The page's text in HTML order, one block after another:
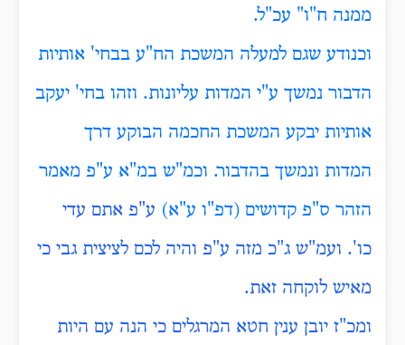
ממנה ח"ו" עכ"ל.
וכנודע שגם למעלה המשכת הח"ע בבחי' אותיות
הדבור נמשך ע"י המדות עליונות. וזהו בחי' יעקב
אותיות יבקע המשכת החכמה הבוקע דרך
המדות ונמשך בהדבור. וכמ"ש במ"א ע"פ מאמר
הזהר ס"פ קדושים (דפ"ו ע"א) ע"פ אתם עדי
כו'. ועמ"ש ג"כ מזה ע"פ והיה לכם לציצית גבי כי
מאיש לוקחה זאת.
ומכ"ז יובן ענין חטא המרגלים כי הנה עם היות